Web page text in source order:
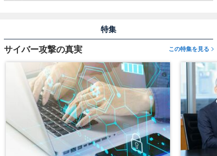
特集
サイバー攻撃の真実 この特集を見る